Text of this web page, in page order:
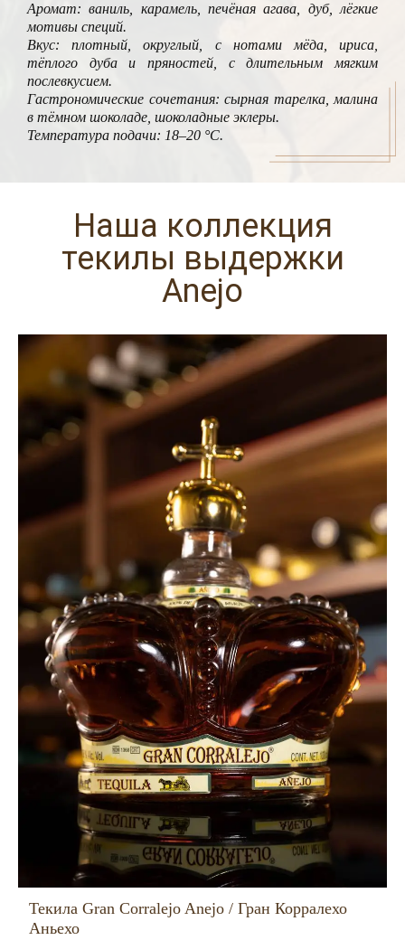
Аромат: ваниль, карамель, печёная агава, дуб, лёгкие
мотивы специй.
Вкус: плотный, округлый, с нотами мёда, ириса,
тёплого дуба и пряностей, с длительным мягким
послевкусием.
Гастрономические сочетания: сырная тарелка, малина
в тёмном шоколаде, шоколадные эклеры.
Температура подачи: 18–20 °С.
Наша коллекция
текилы выдержки
Anejo
Текила Gran Corralejo Anejo / Гран Корралехо
Аньехо